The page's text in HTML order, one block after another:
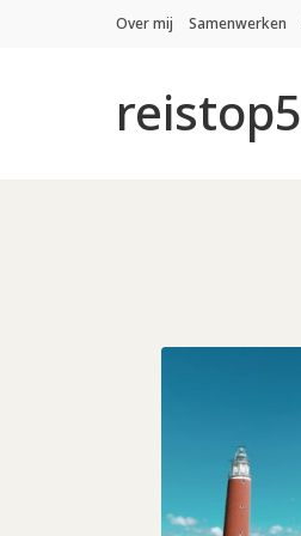
Over mij Samenwerken
reistop5